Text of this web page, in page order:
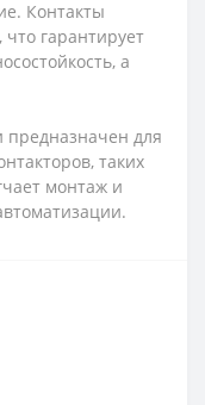
Контакты
гарантирует
а
предназначен для
таких
монтаж и